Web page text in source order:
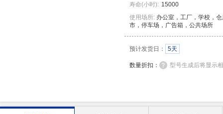
寿命(小时): 15000
使用场所: 办公室，工厂，学校，
市，停车场，广告箱，公共场所
预计发货日： 5天
数量折扣： 型号生成后将显示